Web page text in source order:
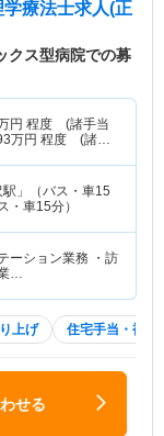
学療法士求人(正
クス型病院での募
円 程度 (諸手当
万円 程度 (諸手
」（バス・車15
・車15分）
ーション業務 ・訪
…
上げ 住宅手当・補助
せる